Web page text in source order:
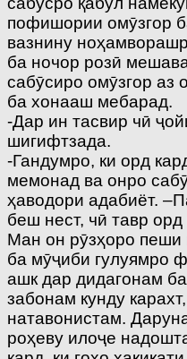
пофишории омӯзгор
вазнину
ба ночор розӣ
сабӯсиро омӯзгор аз
ба хонааш мебарад.
-Дар ин тасвир чӣ
шигифтзада.
-Гандумро, ки орд
мемонад ва онро
ҳаводори адабиёт.
беш нест, чӣ тавр
Ман он рӯзҳоро пеши
ба мӯҷиби гулуямро
ашк дар дидагонам
забонам кунду
натавонис­там.
роҳеву илоҷе